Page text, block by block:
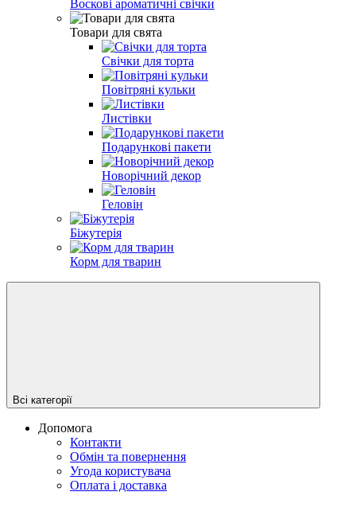
Воскові ароматичні свічки
Товари для свята
Свічки для торта
Повітряні кульки
Листівки
Подарункові пакети
Новорічний декор
Геловін
Біжутерія
Корм для тварин
Всі категорії
Допомога
Контакти
Обмін та повернення
Угода користувача
Оплата і доставка